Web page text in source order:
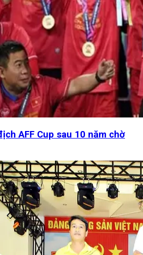
AFF Cup sau 10 năm chờ